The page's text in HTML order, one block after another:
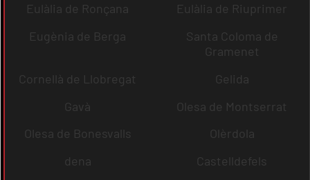
Eulàlia de Ronçana
Eulàlia de Riuprimer
Eugènia de Berga
Santa Coloma de
Gramenet
Cornellà de Llobregat
Gelida
Gavà
Olesa de Montserrat
Olesa de Bonesvalls
Olèrdola
dena
Castelldefels